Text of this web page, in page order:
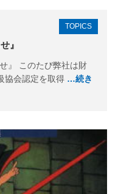
TOPICS
』
』 このたび弊社は財
協会認定を取得 …続き